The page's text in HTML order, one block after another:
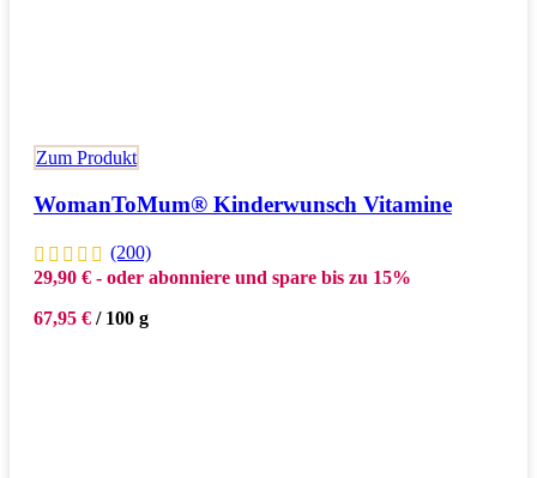
Zum Produkt
WomanToMum® Kinderwunsch Vitamine
(200)
29,90 € - oder abonniere und spare bis zu 15%
67,95 € / 100 g